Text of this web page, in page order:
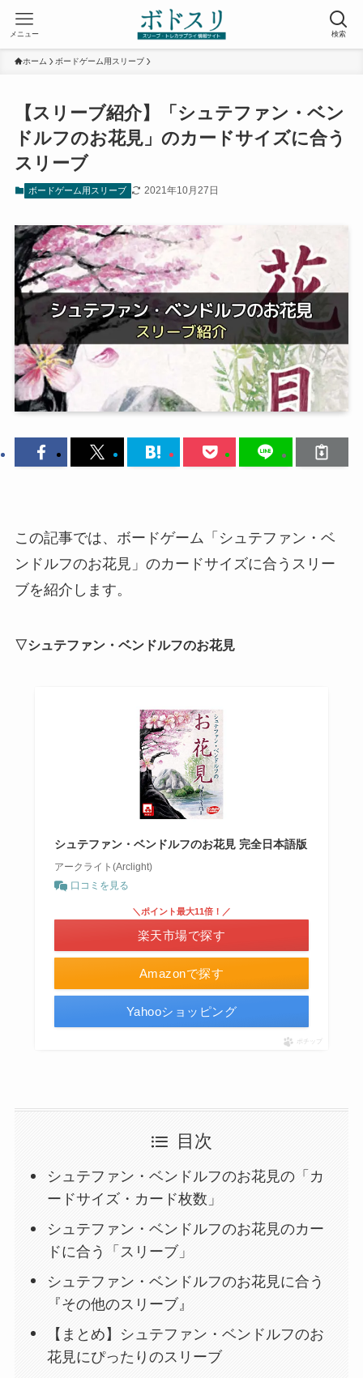
検索
メニュー
ホーム ボードゲーム用スリーブ
【スリーブ紹介】「シュテファン・ベン
ドルフのお花見」のカードサイズに合う
スリーブ
ボードゲーム用スリーブ 2021年10月27日
この記事では、ボードゲーム「シュテファン・ベ
ンドルフのお花見」のカードサイズに合うスリー
ブを紹介します。
▽シュテファン・ベンドルフのお花見
シュテファン・ベンドルフのお花見 完全日本語版
アークライト(Arclight)
口コミを見る
Amazonで探す
＼ポイント最大11倍！／
楽天市場で探す
Yahooショッピング
ポチップ
目次
シュテファン・ベンドルフのお花見の「カ
ードサイズ・カード枚数」
シュテファン・ベンドルフのお花見のカー
ドに合う「スリーブ」
シュテファン・ベンドルフのお花見に合う
『その他のスリーブ』
【まとめ】シュテファン・ベンドルフのお
花見にぴったりのスリーブ